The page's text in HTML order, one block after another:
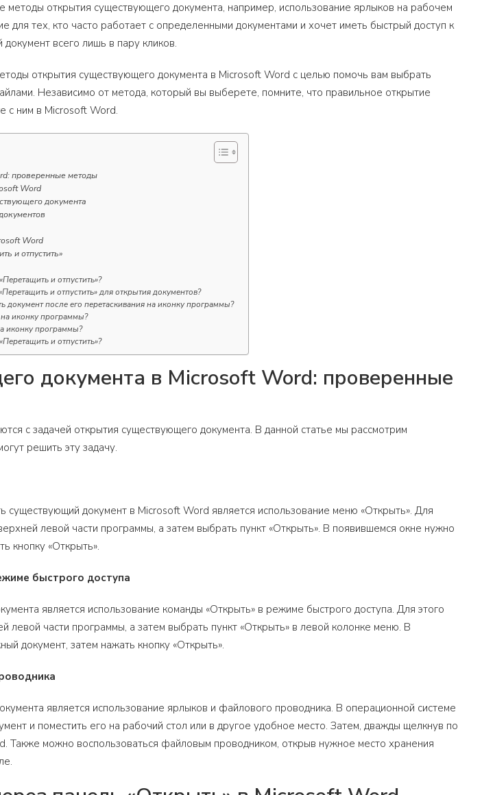
открытия существующего документа, например, использование ярлыков на рабочем
для тех, кто часто работает с определенными документами и хочет иметь быстрый доступ к
всего лишь в пару кликов.
открытия существующего документа в Microsoft Word с целью помочь вам выбрать
Независимо от метода, который вы выберете, помните, что правильное открытие
с ним в Microsoft Word.
проверенные методы
Word
документа
Word
и отпустить»
и отпустить»?
и отпустить» для открытия документов?
документ после его перетаскивания на иконку программы?
иконку программы?
иконку программы?
и отпустить»?
документа в Microsoft Word: проверенные
с задачей открытия существующего документа. В данной статье мы рассмотрим
решить эту задачу.
документ в Microsoft Word является использование меню «Открыть». Для
левой части программы, а затем выбрать пункт «Открыть». В появившемся окне нужно
кнопку «Открыть».
быстрого доступа
является использование команды «Открыть» в режиме быстрого доступа. Для этого
левой части программы, а затем выбрать пункт «Открыть» в левой колонке меню. В
документ, затем нажать кнопку «Открыть».
является использование ярлыков и файлового проводника. В операционной системе
и поместить его на рабочий стол или в другое удобное место. Затем, дважды щелкнув по
Также можно воспользоваться файловым проводником, открыв нужное место хранения